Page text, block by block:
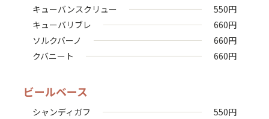
キューバンスクリュー
550円
キューバリブレ
660円
ソルクバーノ
660円
クバニート
660円
ビールベース
シャンディガフ 550円